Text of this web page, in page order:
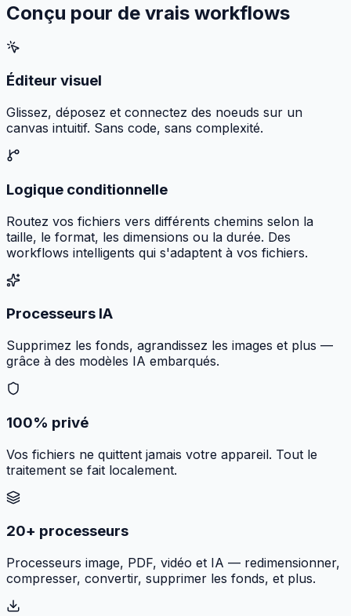
Conçu pour de vrais workflows
Éditeur visuel
Glissez, déposez et connectez des noeuds sur un
canvas intuitif. Sans code, sans complexité.
Logique conditionnelle
Routez vos fichiers vers différents chemins selon la
taille, le format, les dimensions ou la durée. Des
workflows intelligents qui s'adaptent à vos fichiers.
Processeurs IA
Supprimez les fonds, agrandissez les images et plus —
grâce à des modèles IA embarqués.
100% privé
Vos fichiers ne quittent jamais votre appareil. Tout le
traitement se fait localement.
20+ processeurs
Processeurs image, PDF, vidéo et IA — redimensionner,
compresser, convertir, supprimer les fonds, et plus.